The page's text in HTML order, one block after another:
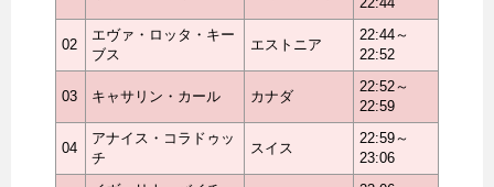
02
エヴァ・ロッタ・キー
ブス
エストニア
22:44～
22:52
03 キャサリン・カール カナダ
22:52～
22:59
04
アナイス・コラドゥッ
チ
スイス
22:59～
23:06